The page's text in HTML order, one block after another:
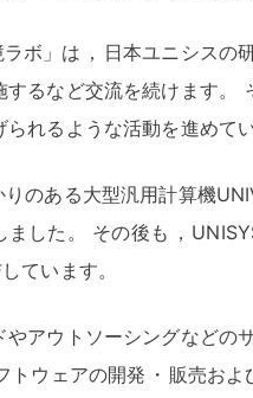
ボ」は ， 日本ユニシスの
するなど交流を続けます。
られるような活動を進めて
りのある大型汎用計算機
ました 。 その後も ，
ています。
やアウトソーシングなどの
トウェアの開発 ・ 販売およ